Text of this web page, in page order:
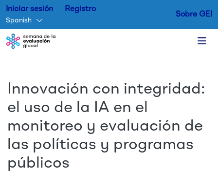
Iniciar sesión Registro
Spanish
Sobre GEI
Innovación con integridad:
el uso de la IA en el
monitoreo y evaluación de
las políticas y programas
públicos